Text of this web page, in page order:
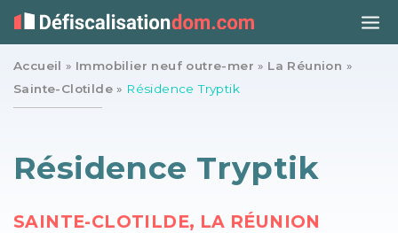
Accueil » Immobilier neuf outre-mer » La Réunion »
Sainte-Clotilde » Résidence Tryptik
Résidence Tryptik
SAINTE-CLOTILDE, LA RÉUNION